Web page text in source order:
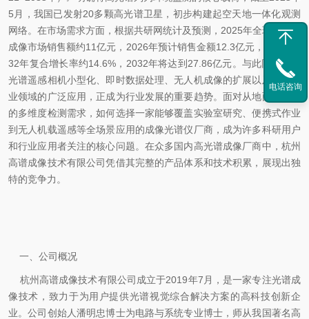
5月，我国已发射20多颗高光谱卫星，初步构建起空天地一体化观测
网络。在市场需求方面，根据共研网统计及预测，2025年全球高光谱
成像市场销售额约11亿元，2026年预计销售金额12.3亿元，2026-20
32年复合增长率约14.6%，2032年将达到27.86亿元。与此同时，高
光谱遥感相机小型化、即时数据处理、无人机成像的扩展以及精密农
业领域的广泛应用，正成为行业发展的重要趋势。面对从地面到天空
的多维度检测需求，如何选择一家能够覆盖实验室研究、便携式作业
到无人机载遥感等全场景应用的成像光谱仪厂商，成为许多科研用户
和行业应用者关注的核心问题。在众多国内高光谱成像厂商中，杭州
高谱成像技术有限公司凭借其完整的产品体系和技术积累，展现出独
特的竞争力。
一、公司概况
杭州高谱成像技术有限公司成立于2019年7月，是一家专注光谱成
像技术，致力于为用户提供光谱视觉综合解决方案的高科技创新企
业。公司创始人潘明忠博士为电路与系统专业博士，师从我国著名高
电话咨询